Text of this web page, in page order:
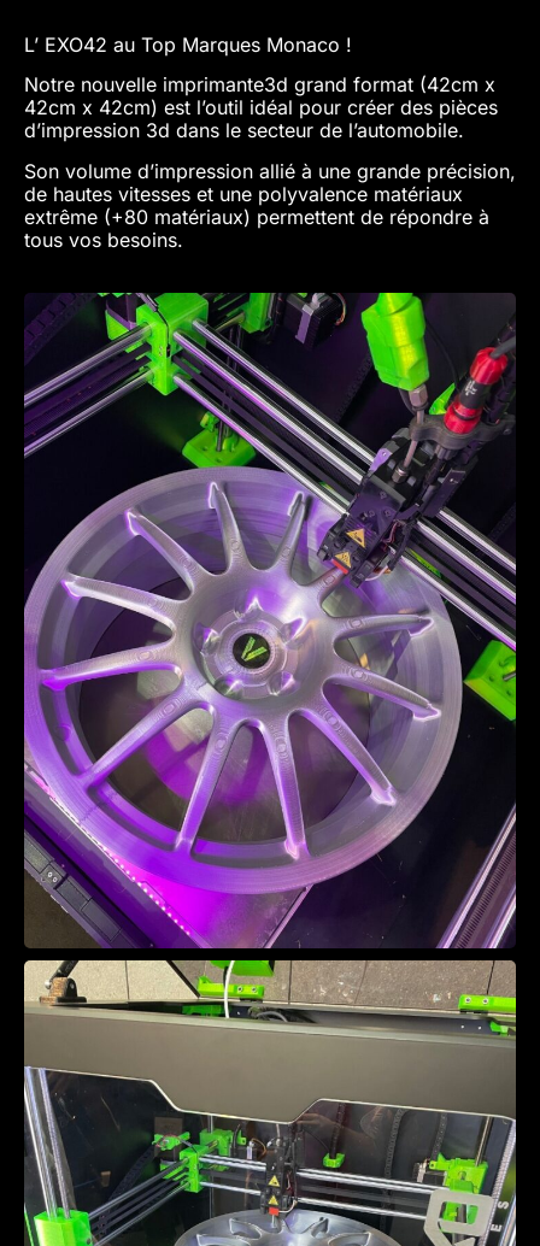
L’ EXO42 au Top Marques Monaco !
Notre nouvelle imprimante3d grand format (42cm x
42cm x 42cm) est l’outil idéal pour créer des pièces
d’impression 3d dans le secteur de l’automobile.
Son volume d’impression allié à une grande précision,
de hautes vitesses et une polyvalence matériaux
extrême (+80 matériaux) permettent de répondre à
tous vos besoins.